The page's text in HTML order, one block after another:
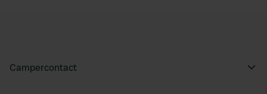
Campercontact